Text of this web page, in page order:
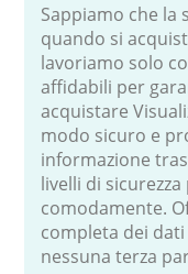
Sappiamo che la
quando si
lavoriamo solo
affidabili per
acquistare
modo sicuro e
informazione
livelli di
comodamente.
completa dei
nessuna terza